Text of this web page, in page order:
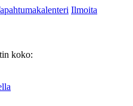
Ilmoita
koko: